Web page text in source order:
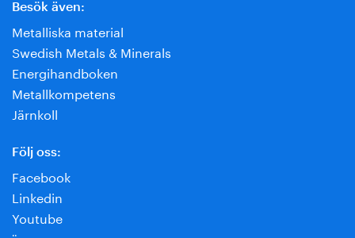
Besök även:
Metalliska material
Swedish Metals & Minerals
Energihandboken
Metallkompetens
Järnkoll
Följ oss:
Facebook
Linkedin
Youtube